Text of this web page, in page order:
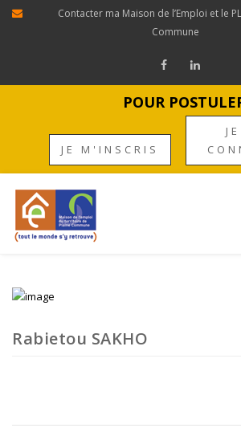
Contacter ma Maison de l’Emploi et le
Commune
POUR
JE M'INSCRIS
Rabietou SAKHO